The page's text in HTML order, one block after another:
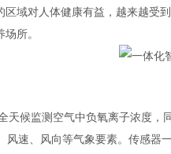
域对人体健康有益，越来越受
所。
天候监测空气中负氧离子浓度，
风速、风向等气象要素。传感器